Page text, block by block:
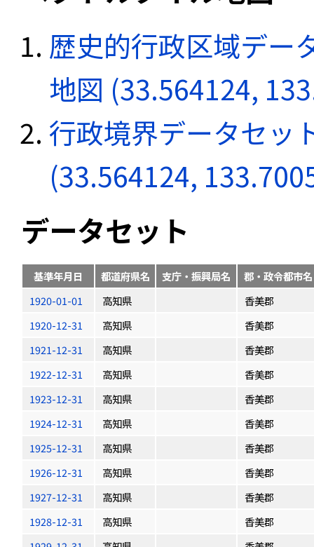
歴史的行政区域デー
地図 (33.564124,
行政境界データセッ
(33.564124,
データセット
基準年月日 都道府県名 支庁・振興局名
郡・政令都市名
1920-01-01
高知県
香美郡
1920-12-31
高知県
香美郡
1921-12-31
高知県
香美郡
1922-12-31
高知県
香美郡
1923-12-31
高知県
香美郡
1924-12-31
高知県
香美郡
1925-12-31
高知県
香美郡
1926-12-31
高知県
香美郡
1927-12-31
高知県
香美郡
1928-12-31
高知県
香美郡